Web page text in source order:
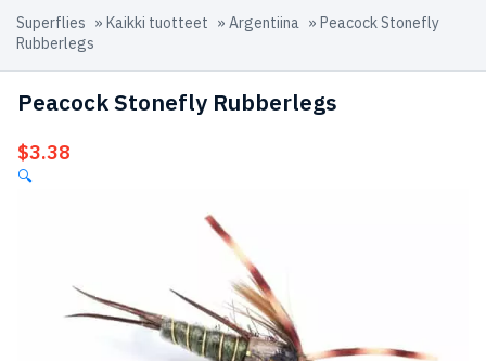
Superflies » Kaikki tuotteet » Argentiina » Peacock Stonefly
Rubberlegs
Peacock Stonefly Rubberlegs
$3.38
🔍